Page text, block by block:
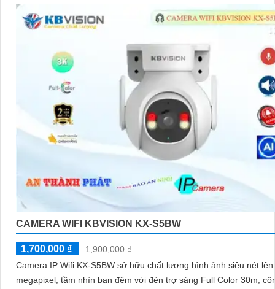
CAMERA WIFI KBVISION KX-S5BW
1,700,000 ₫
1,900,000 ₫
Camera IP Wifi KX-S5BW sở hữu chất lượng hình ảnh siêu nét
megapixel, tầm nhìn ban đêm với đèn trợ sáng Full Color 30m,